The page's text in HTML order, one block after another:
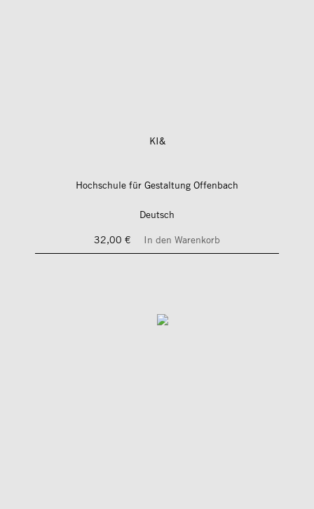
KI&
Hochschule für Gestaltung Offenbach
Deutsch
32,00 €
In den Warenkorb